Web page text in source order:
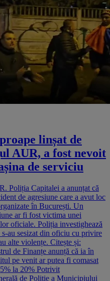
linșat de
AUR, a fost nevoit
de serviciu
Poliția Capitalei a anunțat că
de agresiune care a avut loc
în București. Un
ar fi fost victima unei
oficiale. Poliția investighează
au sesizat din oficiu cu privire
alte violențe. Citește și:
de Finanțe anunță că ia în
pe venit ar putea fi comasat
la 20% Potrivit
de Poliție a Municipiului